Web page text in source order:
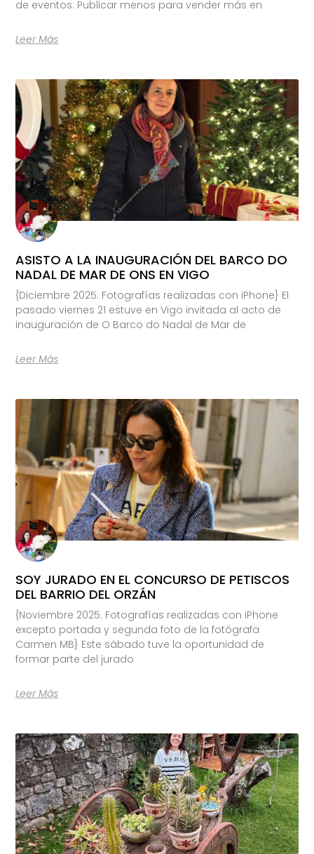
de eventos: Publicar menos para vender más en
Leer Más
ASISTO A LA INAUGURACIÓN DEL BARCO DO
NADAL DE MAR DE ONS EN VIGO
{Diciembre 2025. Fotografías realizadas con iPhone} El
pasado viernes 21 estuve en Vigo invitada al acto de
inauguración de O Barco do Nadal de Mar de
Leer Más
SOY JURADO EN EL CONCURSO DE PETISCOS
DEL BARRIO DEL ORZÁN
{Noviembre 2025. Fotografías realizadas con iPhone
excepto portada y segunda foto de la fotógrafa
Carmen MB} Este sábado tuve la oportunidad de
formar parte del jurado
Leer Más